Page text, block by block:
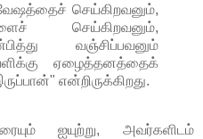
செய்கிறவனும்,
செய்கிறவனும்,
வஞ்சிப்பவனும்
ஏழைத்தனத்தைக்
என்றிருக்கிறது.
ஐயுற்று, அவர்களிடம்